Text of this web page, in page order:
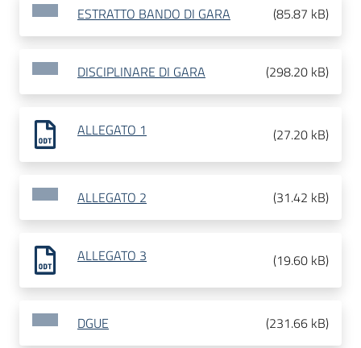
ESTRATTO BANDO DI GARA (85.87 kB)
DISCIPLINARE DI GARA (298.20 kB)
ALLEGATO 1 (27.20 kB)
ALLEGATO 2 (31.42 kB)
ALLEGATO 3 (19.60 kB)
DGUE (231.66 kB)